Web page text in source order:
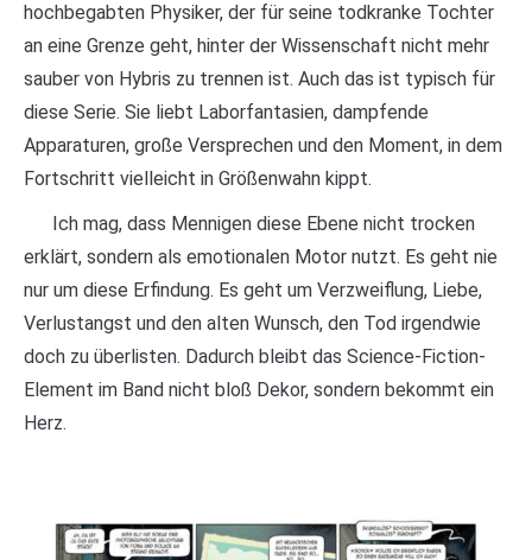
hochbegabten Physiker, der für seine todkranke Tochter
an eine Grenze geht, hinter der Wissenschaft nicht mehr
sauber von Hybris zu trennen ist. Auch das ist typisch für
diese Serie. Sie liebt Laborfantasien, dampfende
Apparaturen, große Versprechen und den Moment, in dem
Fortschritt vielleicht in Größenwahn kippt.
Ich mag, dass Mennigen diese Ebene nicht trocken
erklärt, sondern als emotionalen Motor nutzt. Es geht nie
nur um diese Erfindung. Es geht um Verzweiflung, Liebe,
Verlustangst und den alten Wunsch, den Tod irgendwie
doch zu überlisten. Dadurch bleibt das Science-Fiction-
Element im Band nicht bloß Dekor, sondern bekommt ein
Herz.